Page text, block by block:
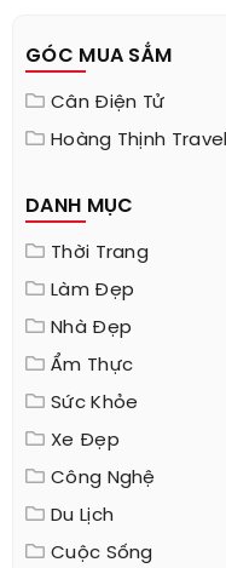
GÓC MUA SẮM
Cân Điện Tử
Hoàng Thịnh Travel
DANH MỤC
Thời Trang
Làm Đẹp
Nhà Đẹp
Ẩm Thực
Sức Khỏe
Xe Đẹp
Công Nghệ
Du Lịch
Cuộc Sống